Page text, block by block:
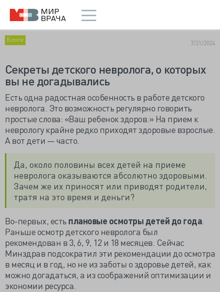
Блоги 7/21/2024
Секреты детского невролога, о которых
вы не догадывались
Есть одна радостная особенность в работе детского
невролога. Это возможность регулярно говорить
простые слова: «Ваш ребенок здоров.» На прием к
неврологу крайне редко приходят здоровые взрослые.
А вот дети — часто.
Да, около половины всех детей на приеме
невролога оказываются абсолютно здоровыми.
Зачем же их приносят или приводят родители,
тратя на это время и деньги?
Во-первых, есть плановые осмотры детей до года
Раньше осмотр детского невролога был
рекомендован в 3, 6, 9, 12 и 18 месяцев. Сейчас
Минздрав подсократил эти рекомендации до осмотра
в месяц и в год, но не из заботы о здоровье детей, как
можно догадаться, а из соображений оптимизации и
экономии ресурса.